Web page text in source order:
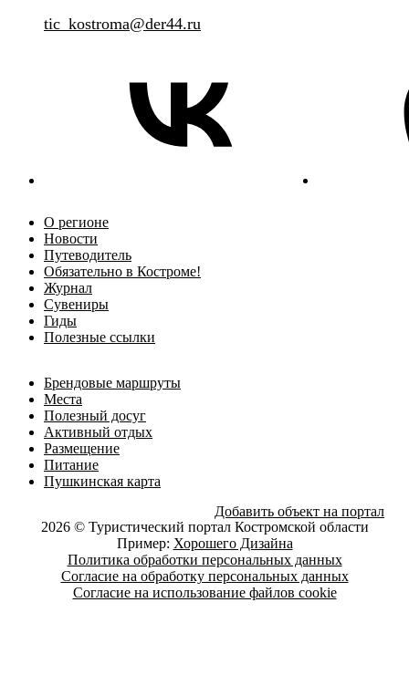
tic_kostroma@der44.ru
О регионе
Новости
Путеводитель
Обязательно в Костроме!
Журнал
Сувениры
Гиды
Полезные ссылки
Брендовые маршруты
Места
Полезный досуг
Активный отдых
Размещение
Питание
Пушкинская карта
Добавить объект на портал
2026 © Туристический портал Костромской области
Пример: Хорошего Дизайна
Политика обработки персональных данных
Согласие на обработку персональных данных
Согласие на использование файлов cookie